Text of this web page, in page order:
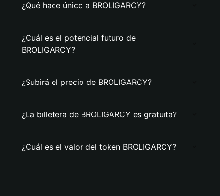
¿Qué hace único a BROLIGARCY?
¿Cuál es el potencial futuro de
BROLIGARCY?
¿Subirá el precio de BROLIGARCY?
¿La billetera de BROLIGARCY es gratuita?
¿Cuál es el valor del token BROLIGARCY?